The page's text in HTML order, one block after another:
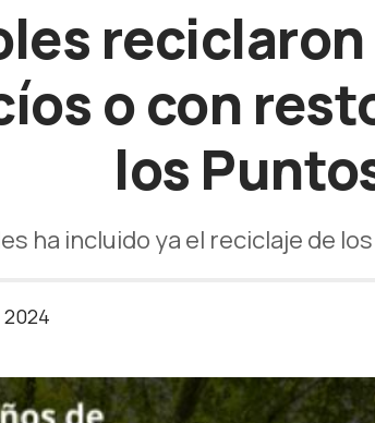
o con
los
ha incluido ya el reciclaje de